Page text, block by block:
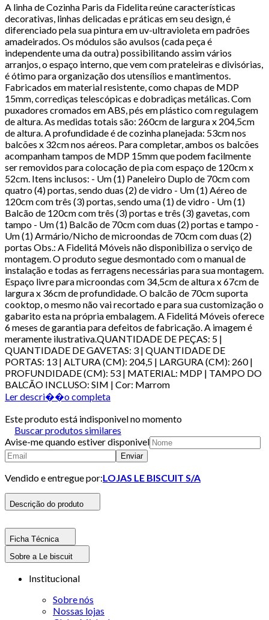
A linha de Cozinha Paris da Fidelita reúne características
decorativas, linhas delicadas e práticas em seu design, é
diferenciado pela sua pintura em uv-ultravioleta em padrões
amadeirados. Os módulos são avulsos (cada peça é
independente uma da outra) possibilitando assim vários
arranjos, o espaço interno, que vem com prateleiras e divisórias,
é ótimo para organização dos utensílios e mantimentos.
Fabricados em material resistente, como chapas de MDP
15mm, corrediças telescópicas e dobradiças metálicas. Com
puxadores cromados em ABS, pés em plástico com regulagem
de altura. As medidas totais são: 260cm de largura x 204,5cm
de altura. A profundidade é de cozinha planejada: 53cm nos
balcões x 32cm nos aéreos. Para completar, ambos os balcões
acompanham tampos de MDP 15mm que podem facilmente
ser removidos para colocação de pia com espaço de 120cm x
52cm. Itens inclusos: - Um (1) Paneleiro Duplo de 70cm com
quatro (4) portas, sendo duas (2) de vidro - Um (1) Aéreo de
120cm com três (3) portas, sendo uma (1) de vidro - Um (1)
Balcão de 120cm com três (3) portas e três (3) gavetas, com
tampo - Um (1) Balcão de 70cm com duas (2) portas e tampo -
Um (1) Armário/Nicho de microondas de 70cm com duas (2)
portas Obs.: A Fidelitá Móveis não disponibiliza o serviço de
montagem. O produto segue desmontado com o manual de
instalação e todas as ferragens necessárias para sua montagem.
Espaço livre para microondas com 34,5cm de altura x 67cm de
largura x 36cm de profundidade. O balcão de 70cm suporta
cooktop, o mesmo não vai recortado e para sua customização o
gabarito esta na própria embalagem. A Fidelitá Móveis oferece
6 meses de garantia para defeitos de fabricação. A imagem é
meramente ilustrativa.QUANTIDADE DE PEÇAS: 5 |
QUANTIDADE DE GAVETAS: 3 | QUANTIDADE DE
PORTAS: 13 | ALTURA (CM): 204,5 | LARGURA (CM): 260 |
PROFUNDIDADE (CM): 53 | MATERIAL: MDP | TAMPO DO
BALCÃO INCLUSO: SIM | Cor: Marrom
Ler descri��o completa
Este produto está indisponivel no momento
Buscar produtos similares
Avise-me quando estiver disponivel
Enviar
Vendido e entregue por:LOJAS LE BISCUIT S/A
Descrição do produto
Ficha Técnica
Sobre a Le biscuit
Institucional
Sobre nós
Nossas lojas